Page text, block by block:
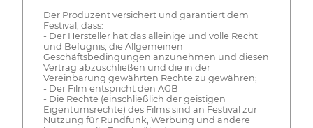
Der Produzent versichert und garantiert dem
Festival, dass:
- Der Hersteller hat das alleinige und volle Recht
und Befugnis, die Allgemeinen
Geschäftsbedingungen anzunehmen und diesen
Vertrag abzuschließen und die in der
Vereinbarung gewährten Rechte zu gewähren;
- Der Film entspricht den AGB
- Die Rechte (einschließlich der geistigen
Eigentumsrechte) des Films sind an Festival zur
Nutzung für Rundfunk, Werbung und andere